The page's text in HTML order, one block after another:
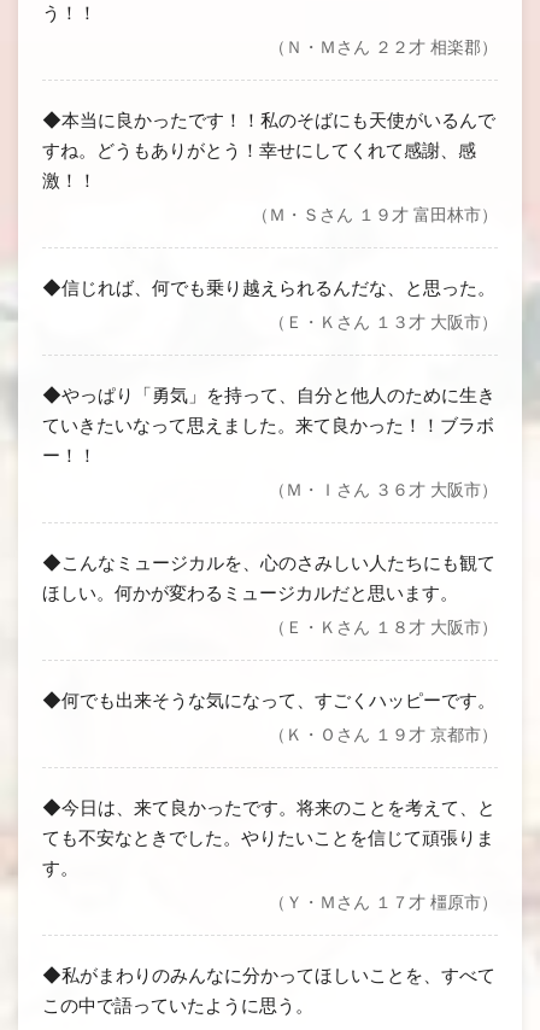
う！！
（Ｎ・Ｍさん ２２才 相楽郡）
◆本当に良かったです！！私のそばにも天使がいるんで
すね。どうもありがとう！幸せにしてくれて感謝、感
激！！
（Ｍ・Ｓさん １９才 富田林市）
◆信じれば、何でも乗り越えられるんだな、と思った。
（Ｅ・Ｋさん １３才 大阪市）
◆やっぱり「勇気」を持って、自分と他人のために生き
ていきたいなって思えました。来て良かった！！ブラボ
ー！！
（Ｍ・Ｉさん ３６才 大阪市）
◆こんなミュージカルを、心のさみしい人たちにも観て
ほしい。何かが変わるミュージカルだと思います。
（Ｅ・Ｋさん １８才 大阪市）
◆何でも出来そうな気になって、すごくハッピーです。
（Ｋ・Ｏさん １９才 京都市）
◆今日は、来て良かったです。将来のことを考えて、と
ても不安なときでした。やりたいことを信じて頑張りま
す。
（Ｙ・Ｍさん １７才 橿原市）
◆私がまわりのみんなに分かってほしいことを、すべて
この中で語っていたように思う。